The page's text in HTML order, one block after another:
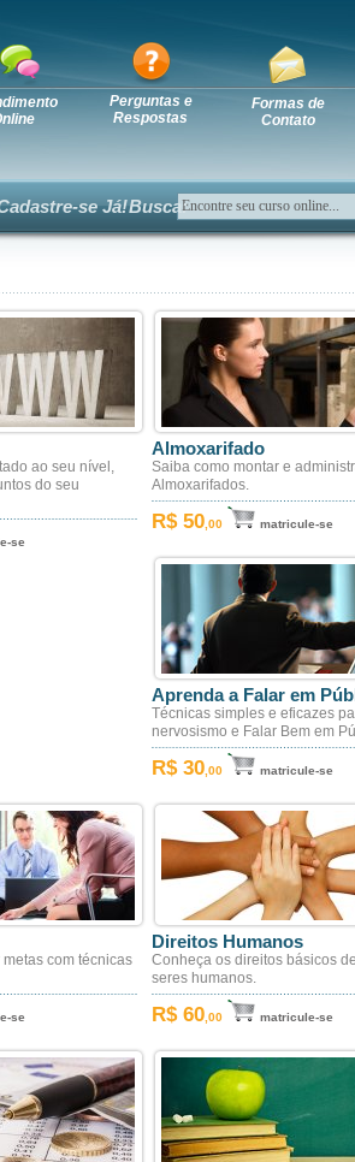
Perguntas e
Respostas
Formas de
Contato
se Já!Busca:
ao seu nível,
do seu
se
Almoxarifado
Saiba como montar e
Almoxarifados.
R$ 50 ,00 matricule-se
Aprenda a Falar em
Técnicas simples e eficazes
nervosismo e Falar Bem em
R$ 30 ,00 matricule-se
com técnicas
se
Direitos Humanos
Conheça os direitos básicos
seres humanos.
R$ 60 ,00 matricule-se